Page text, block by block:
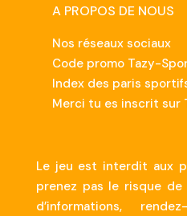
A PROPOS DE NOUS
Nos réseaux sociaux
Code promo Tazy-
Index des paris
Merci tu es inscrit sur
Le jeu est interdit aux
prenez pas le risque
d’informations,